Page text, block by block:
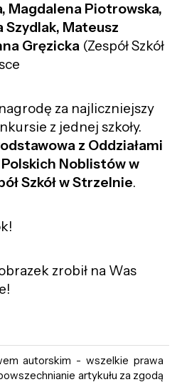
Magdalena Piotrowska,
Szydlak, Mateusz
Gręzicka(Zespół Szkół
za najliczniejszy
z jednej szkoły.
z Oddziałami
Noblistów w
Szkół w Strzelnie.
zrobił na Was
autorskim - wszelkie prawa
artykułu za zgodą